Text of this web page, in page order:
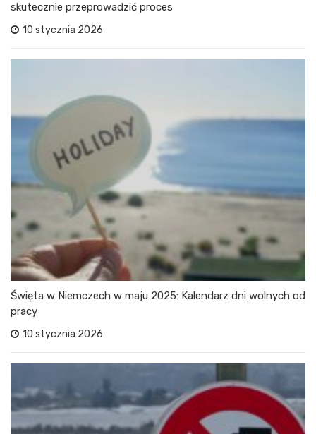
skutecznie przeprowadzić proces
10 stycznia 2026
Święta w Niemczech w maju 2025: Kalendarz dni wolnych od
pracy
10 stycznia 2026